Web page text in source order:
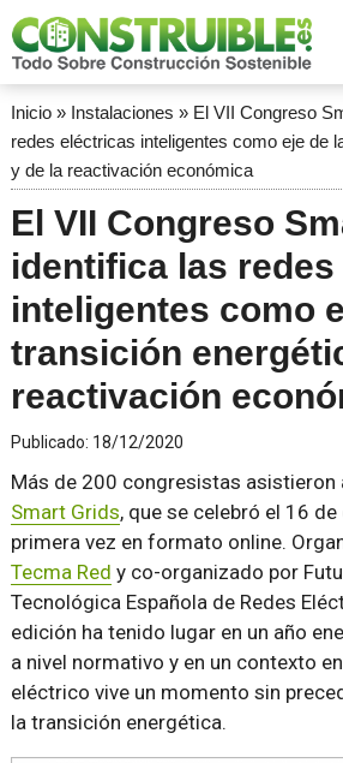
Inicio» Instalaciones » El VII Congreso
redes eléctricas inteligentes como eje de
y de la reactivación económica
El VII Congreso
identifica las
inteligentes como
transición
reactivación
Publicado: 18/12/2020
Más de 200 congresistas asistieron
Smart Grids, que se celebró el 16
primera vez en formato online.
Tecma Red y co-organizado por
Tecnológica Española de Redes
edición ha tenido lugar en un año
a nivel normativo y en un contexto
eléctrico vive un momento sin
la transición energética.